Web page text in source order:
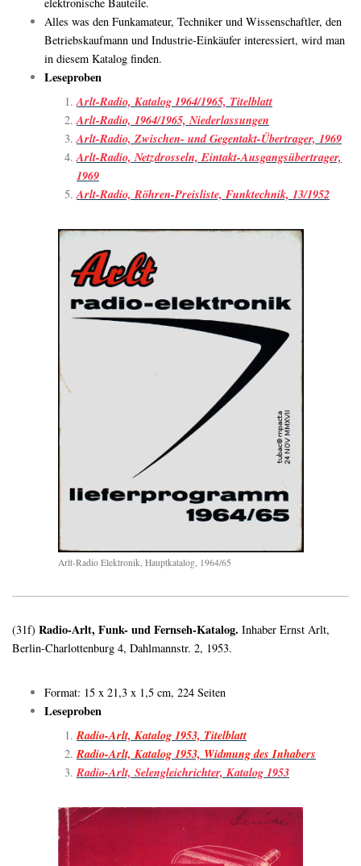
Alles was den Funkamateur, Techniker und Wissenschaftler, den
Betriebskaufmann und Industrie-Einkäufer interessiert, wird man
in diesem Katalog finden.
Leseproben
Arlt-Radio, Katalog 1964/1965, Titelblatt
Arlt-Radio, 1964/1965, Niederlassungen
Arlt-Radio, Zwischen- und Gegentakt-Übertrager, 1969
Arlt-Radio, Netzdrosseln, Eintakt-Ausgangsübertrager,
1969
Arlt-Radio, Röhren-Preisliste, Funktechnik, 13/1952
Arlt-Radio Elektronik, Hauptkatalog, 1964/65
(31f) Radio-Arlt, Funk- und Fernseh-Katalog. Inhaber Ernst Arlt,
Berlin-Charlottenburg 4, Dahlmannstr. 2, 1953.
Format: 15 x 21,3 x 1,5 cm, 224 Seiten
Leseproben
Radio-Arlt, Katalog 1953, Titelblatt
Radio-Arlt, Katalog 1953, Widmung des Inhabers
Radio-Arlt, Selengleichrichter, Katalog 1953